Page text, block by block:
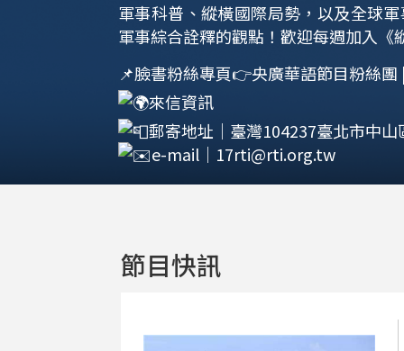
軍事科普、縱橫國際局勢，以及全球
軍事綜合詮釋的觀點！歡迎每週加入《
📌臉書粉絲專頁👉央廣華語節目粉絲
來信資訊
郵寄地址｜臺灣104237臺北市中
e-mail｜ 17rti@rti.org.tw
節目快訊